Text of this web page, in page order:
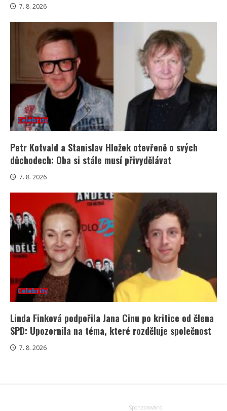
7. 8. 2026
Celebrity
Petr Kotvald a Stanislav Hložek otevřeně o svých
důchodech: Oba si stále musí přivydělávat
7. 8. 2026
Celebrity
Linda Finková podpořila Jana Cinu po kritice od člena
SPD: Upozornila na téma, které rozděluje společnost
7. 8. 2026